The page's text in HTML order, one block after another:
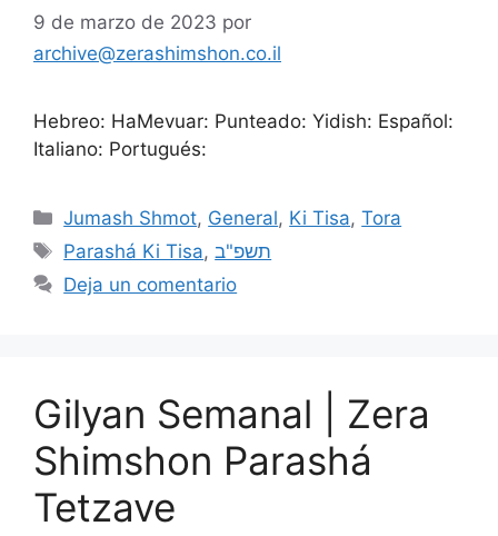
9 de marzo de 2023 por
archive@zerashimshon.co.il
Hebreo: HaMevuar: Punteado: Yidish: Español:
Italiano: Portugués:
Jumash Shmot, General, Ki Tisa,Tora
Parashá Ki Tisa,תשפ"ב
Deja un comentario
Gilyan Semanal | Zera
Shimshon Parashá
Tetzave